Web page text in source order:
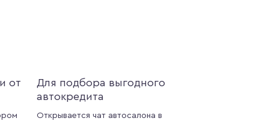
от
Для подбора выгодного
автокредита
Открывается чат автосалона в